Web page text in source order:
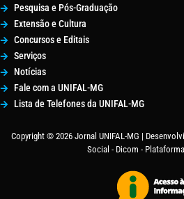
Pesquisa e Pós-Graduação
Extensão e Cultura
Concursos e Editais
Serviços
Notícias
Fale com a UNIFAL-MG
Lista de Telefones da UNIFAL-MG
Copyright © 2026 Jornal UNIFAL-MG |
Social - Dicom -